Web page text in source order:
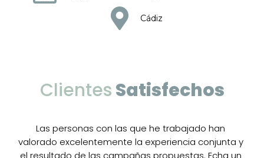
Cádiz
ClientesSatisfechos
Las personas con las que he trabajado han
valorado excelentemente la experiencia conjunta y
el resultado de las campañas propuestas. Echa un